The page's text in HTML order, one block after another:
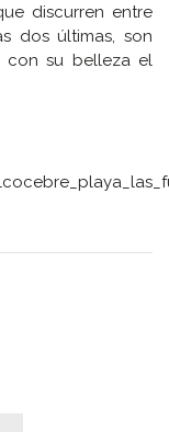
discurren entre
dos últimas, son
con su belleza el